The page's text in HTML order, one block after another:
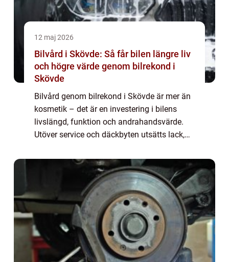
12 maj 2026
Bilvård i Skövde: Så får bilen längre liv
och högre värde genom bilrekond i
Skövde
Bilvård genom bilrekond i Skövde är mer än
kosmetik – det är en investering i bilens
livslängd, funktion och andrahandsvärde.
Utöver service och däckbyten utsätts lack,